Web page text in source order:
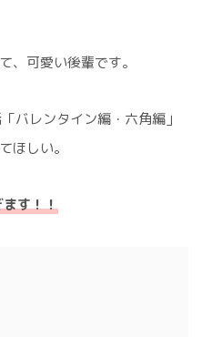
、可愛い後輩です。
バレンタイン編・六角編」
ほしい。
す！！